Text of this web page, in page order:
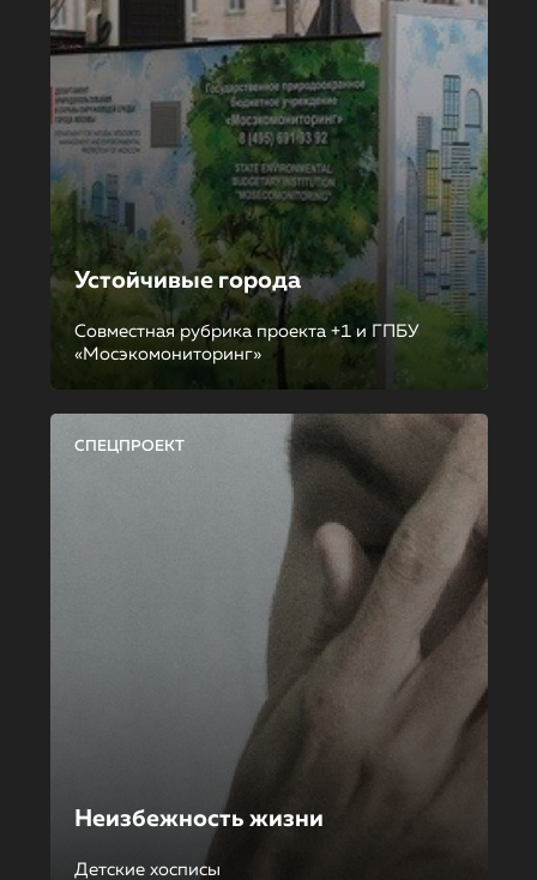
Устойчивые города
Совместная рубрика проекта +1 и ГПБУ
«Мосэкомониторинг»
СПЕЦПРОЕКТ
Неизбежность жизни
Детские хосписы